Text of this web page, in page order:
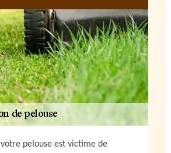
pelouse est victime de